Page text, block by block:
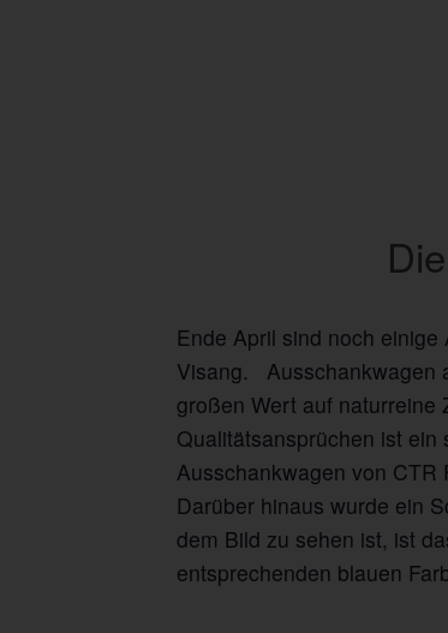
Ende April sind noch
Visang. Ausschankwagen
großen Wert auf naturreine
Qualitätsansprüchen ist
Ausschankwagen von CTR
Darüber hinaus wurde ein
dem Bild zu sehen ist, ist
entsprechenden blauen